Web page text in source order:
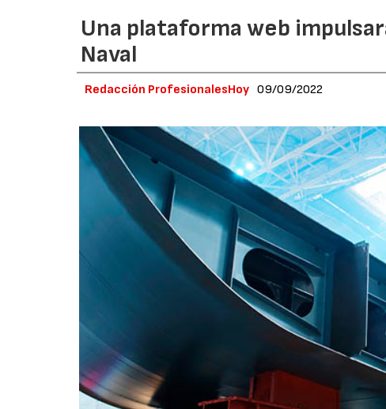
Una plataforma web
Naval
Redacción ProfesionalesHoy 09/09/2022